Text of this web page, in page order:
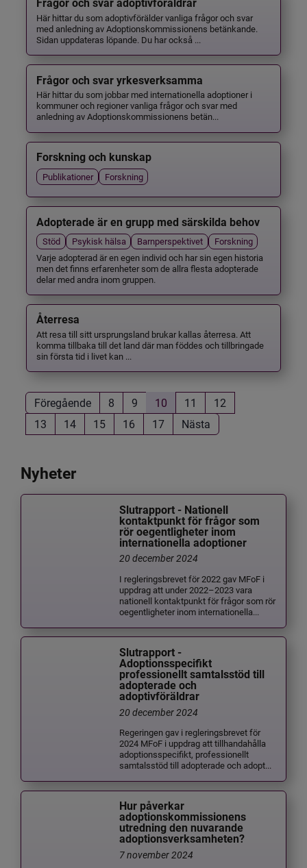
Frågor och svar adoptivföräldrar
Här hittar du som adoptivförälder vanliga frågor och svar
med anledning av Adoptionskommissionens betänkande.
Sidan uppdateras löpande. Du har också ...
Frågor och svar yrkesverksamma
Här hittar du som jobbar med internationella adoptioner i
kommuner och regioner vanliga frågor och svar med
anledning av Adoptionskommissionens betän...
Forskning och kunskap
Publikationer Forskning
Adopterade är en grupp med särskilda behov
Stöd Psykisk hälsa Barnperspektivet
Forskning
Varje adopterad är en egen individ och har sin egen historia
men det finns erfarenheter som de allra flesta adopterade
delar med andra inom gruppen.
Återresa
Att resa till sitt ursprungsland brukar kallas återresa. Att
komma tillbaka till det land där man föddes och tillbringade
sin första tid i livet kan ...
Föregående 8 9 10 11
12
13
14 15 16 17 Nästa
Nyheter
Slutrapport - Nationell
kontaktpunkt för frågor som
rör oegentligheter inom
internationella adoptioner
20 december 2024
I regleringsbrevet för 2022 gav MFoF i
uppdrag att under 2022–2023 vara
nationell kontaktpunkt för frågor som rör
oegentligheter inom internationella...
Slutrapport -
Adoptionsspecifikt
professionellt samtalsstöd till
adopterade och
adoptivföräldrar
20 december 2024
Regeringen gav i regleringsbrevet för
2024 MFoF i uppdrag att tillhandahålla
adoptionsspecifikt, professionellt
samtalsstöd till adopterade och adopt...
Hur påverkar
adoptionskommissionens
utredning den nuvarande
adoptionsverksamheten?
7 november 2024